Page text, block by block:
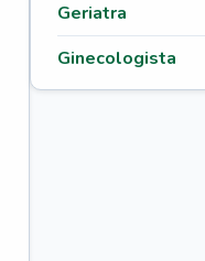
Geriatra
Ginecologista